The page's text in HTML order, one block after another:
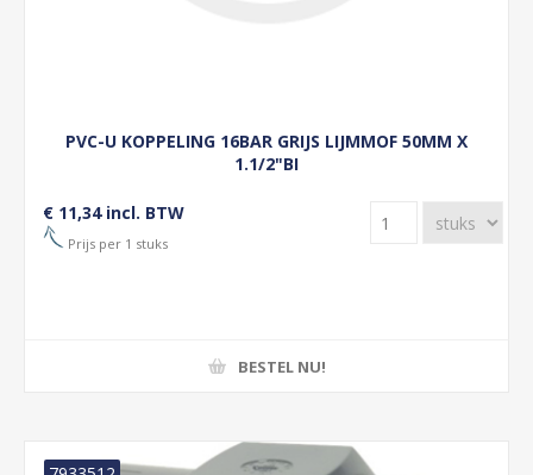
PVC-U KOPPELING 16BAR GRIJS LIJMMOF 50MM X
1.1/2"BI
€ 11,34 incl. BTW
Prijs per 1 stuks
BESTEL NU!